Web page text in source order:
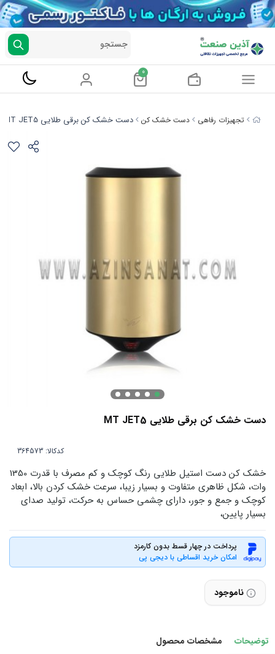
تجهیزات رفاهی دست خشک کن دست خشک کن برقی طلایی MT JET5
کدکالا:
دست خشک کن برقی طلایی MT JET5
خشک کن دست استیل طلایی رنگ کوچک و کم مصرف با قدرت 1350
وات، شکل ظاهری متفاوت و بسیار زیبا، سرعت خشک کردن بالا، ابعاد
کوچک و جمع و جور، دارای چشمی حساس به حرکت، تولید صدای
بسیار پایین،
پرداخت در چهار قسط بدون کارمزد
امکان خرید اقساطی با دیجی پی
ناموجود
توضیحات مشخصات محصول
جستجو
0